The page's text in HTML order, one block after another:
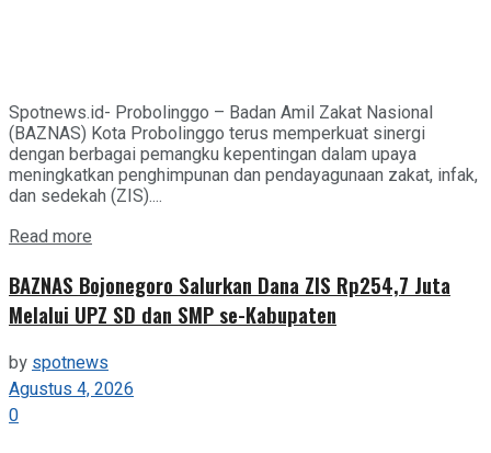
Spotnews.id- Probolinggo – Badan Amil Zakat Nasional
(BAZNAS) Kota Probolinggo terus memperkuat sinergi
dengan berbagai pemangku kepentingan dalam upaya
meningkatkan penghimpunan dan pendayagunaan zakat, infak,
dan sedekah (ZIS)....
Read more
BAZNAS Bojonegoro Salurkan Dana ZIS Rp254,7 Juta
Melalui UPZ SD dan SMP se-Kabupaten
byspotnews
Agustus 4, 2026
0